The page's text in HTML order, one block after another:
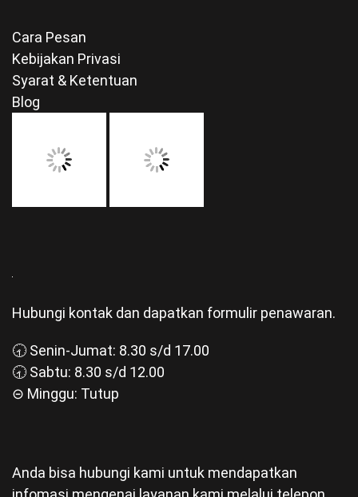
Cara Pesan
Kebijakan Privasi
Syarat & Ketentuan
Blog
Hubungi kontak dan dapatkan formulir penawaran.
🕣 Senin-Jumat: 8.30 s/d 17.00
🕣 Sabtu: 8.30 s/d 12.00
⊝ Minggu: Tutup
Anda bisa hubungi kami untuk mendapatkan